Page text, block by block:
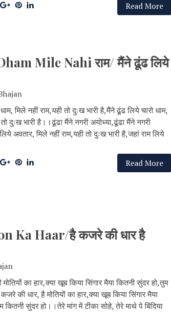
Read More
Mile Nahi राम/ मैंने ढूंढ लिये
मिले नहीं राम,यही तो दुःख भारी है,मैंने ढूंढ लिये चारो धाम,
दुःख भारी है।।ढूंढा मैंने नगरी अयोध्या,ढूंढा मैंने नगरी
अवतार, मिले नहीं राम,यही तो दुःख भारी है,जहां राम लिये
Read More
Ka Haar/है कजरे की धार है
का हार,क्या खूब किया सिंगार मैया कितनी सुंदर हो,तुम
की धार, है मोतियों का हार,क्या खूब किया सिंगार मैया
कितनी सुंदर हो।।तेरे मांग में टीका सोहे, तेरे माथे पे बिंदिया